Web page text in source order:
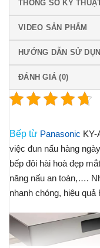
THÔNG SỐ KỸ
VIDEO SẢN PHẨM
HƯỚNG DẪN SỬ
ĐÁNH GIÁ (0)
Bếp từ Panasonic KY-
việc đun nấu hàng
bếp đôi hài hoà đẹp
năng nấu an toàn,….
nhanh chóng, hiệu